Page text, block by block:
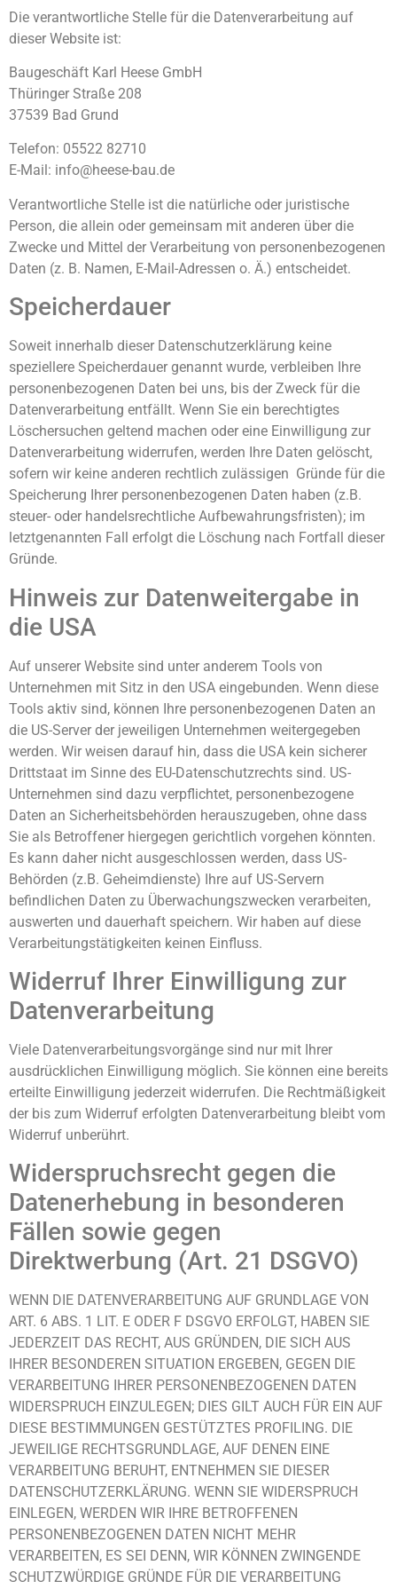
Die verantwortliche Stelle für die Datenverarbeitung auf
dieser Website ist:
Baugeschäft Karl Heese GmbH
Thüringer Straße 208
37539 Bad Grund
Telefon: 05522 82710
E-Mail: info@heese-bau.de
Verantwortliche Stelle ist die natürliche oder juristische
Person, die allein oder gemeinsam mit anderen über die
Zwecke und Mittel der Verarbeitung von personenbezogenen
Daten (z. B. Namen, E-Mail-Adressen o. Ä.) entscheidet.
Speicherdauer
Soweit innerhalb dieser Datenschutzerklärung keine
speziellere Speicherdauer genannt wurde, verbleiben Ihre
personenbezogenen Daten bei uns, bis der Zweck für die
Datenverarbeitung entfällt. Wenn Sie ein berechtigtes
Löschersuchen geltend machen oder eine Einwilligung zur
Datenverarbeitung widerrufen, werden Ihre Daten gelöscht,
sofern wir keine anderen rechtlich zulässigen Gründe für die
Speicherung Ihrer personenbezogenen Daten haben (z.B.
steuer- oder handelsrechtliche Aufbewahrungsfristen); im
letztgenannten Fall erfolgt die Löschung nach Fortfall dieser
Gründe.
Hinweis zur Datenweitergabe in
die USA
Auf unserer Website sind unter anderem Tools von
Unternehmen mit Sitz in den USA eingebunden. Wenn diese
Tools aktiv sind, können Ihre personenbezogenen Daten an
die US-Server der jeweiligen Unternehmen weitergegeben
werden. Wir weisen darauf hin, dass die USA kein sicherer
Drittstaat im Sinne des EU-Datenschutzrechts sind. US-
Unternehmen sind dazu verpflichtet, personenbezogene
Daten an Sicherheitsbehörden herauszugeben, ohne dass
Sie als Betroffener hiergegen gerichtlich vorgehen könnten.
Es kann daher nicht ausgeschlossen werden, dass US-
Behörden (z.B. Geheimdienste) Ihre auf US-Servern
befindlichen Daten zu Überwachungszwecken verarbeiten,
auswerten und dauerhaft speichern. Wir haben auf diese
Verarbeitungstätigkeiten keinen Einfluss.
Widerruf Ihrer Einwilligung zur
Datenverarbeitung
Viele Datenverarbeitungsvorgänge sind nur mit Ihrer
ausdrücklichen Einwilligung möglich. Sie können eine bereits
erteilte Einwilligung jederzeit widerrufen. Die Rechtmäßigkeit
der bis zum Widerruf erfolgten Datenverarbeitung bleibt vom
Widerruf unberührt.
Widerspruchsrecht gegen die
Datenerhebung in besonderen
Fällen sowie gegen
Direktwerbung (Art. 21 DSGVO)
WENN DIE DATENVERARBEITUNG AUF GRUNDLAGE VON
ART. 6 ABS. 1 LIT. E ODER F DSGVO ERFOLGT, HABEN SIE
JEDERZEIT DAS RECHT, AUS GRÜNDEN, DIE SICH AUS
IHRER BESONDEREN SITUATION ERGEBEN, GEGEN DIE
VERARBEITUNG IHRER PERSONENBEZOGENEN DATEN
WIDERSPRUCH EINZULEGEN; DIES GILT AUCH FÜR EIN AUF
DIESE BESTIMMUNGEN GESTÜTZTES PROFILING. DIE
JEWEILIGE RECHTSGRUNDLAGE, AUF DENEN EINE
VERARBEITUNG BERUHT, ENTNEHMEN SIE DIESER
DATENSCHUTZERKLÄRUNG. WENN SIE WIDERSPRUCH
EINLEGEN, WERDEN WIR IHRE BETROFFENEN
PERSONENBEZOGENEN DATEN NICHT MEHR
VERARBEITEN, ES SEI DENN, WIR KÖNNEN ZWINGENDE
SCHUTZWÜRDIGE GRÜNDE FÜR DIE VERARBEITUNG